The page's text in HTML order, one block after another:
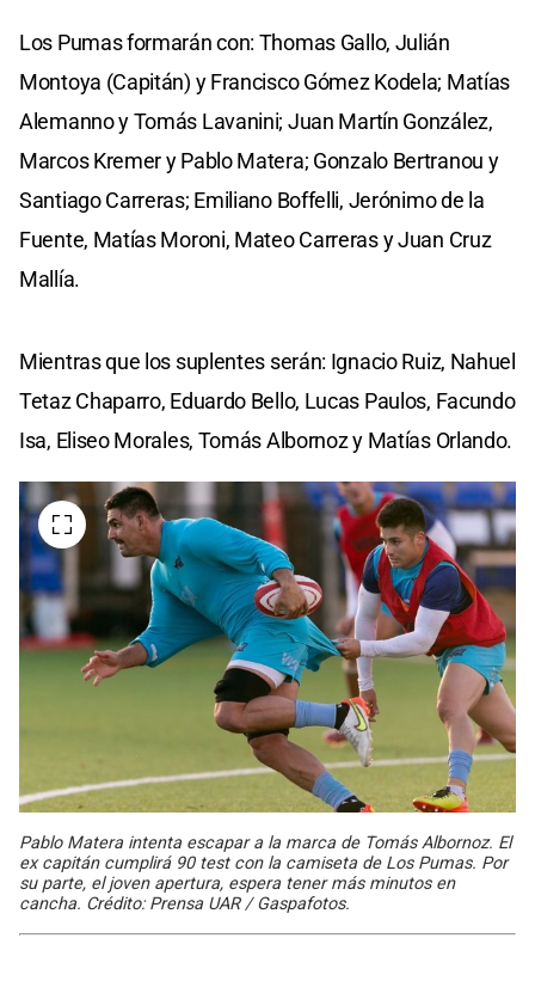
Los Pumas formarán con: Thomas Gallo, Julián
Montoya (Capitán) y Francisco Gómez Kodela; Matías
Alemanno y Tomás Lavanini; Juan Martín González,
Marcos Kremer y Pablo Matera; Gonzalo Bertranou y
Santiago Carreras; Emiliano Boffelli, Jerónimo de la
Fuente, Matías Moroni, Mateo Carreras y Juan Cruz
Mallía.
Mientras que los suplentes serán: Ignacio Ruiz, Nahuel
Tetaz Chaparro, Eduardo Bello, Lucas Paulos, Facundo
Isa, Eliseo Morales, Tomás Albornoz y Matías Orlando.
Pablo Matera intenta escapar a la marca de Tomás Albornoz. El
ex capitán cumplirá 90 test con la camiseta de Los Pumas. Por
su parte, el joven apertura, espera tener más minutos en
cancha. Crédito: Prensa UAR / Gaspafotos.